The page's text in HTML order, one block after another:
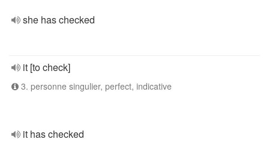
she has checked
it [to check]
3. personne singulier, perfect, indicative
it has checked